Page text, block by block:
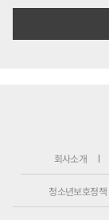
회사소개
청소년보호정책